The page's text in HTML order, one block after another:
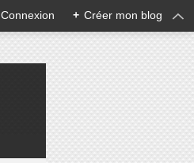
Connexion + Créer mon blog